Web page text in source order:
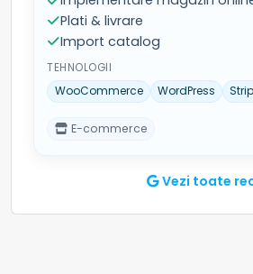
Plati & livrare
Import catalog
TEHNOLOGII
WooCommerce WordPress
E-commerce
Vezi toate